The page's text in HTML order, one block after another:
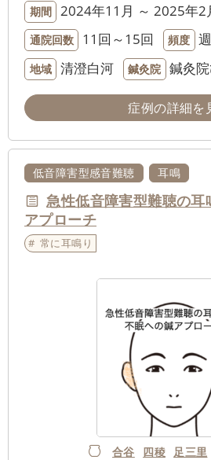
期間 2024年11月 ～ 2025年2
通院回数 11回～15回 頻度
地域 清澄白河 鍼灸院 鍼灸
症例の詳細を
低音障害型感音難聴 耳鳴
急性低音障害型難聴の
アプローチ
常に耳鳴り
合谷 四稜 足三里